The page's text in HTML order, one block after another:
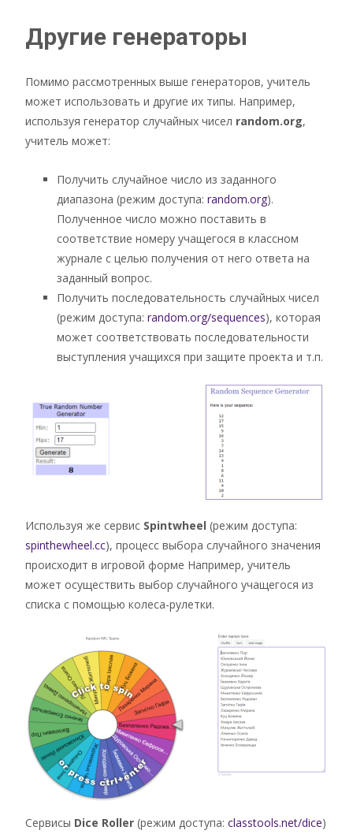
Другие генераторы
Помимо рассмотренных выше генераторов, учитель
может использовать и другие их типы. Например,
используя генератор случайных чисел random.org,
учитель может:
Получить случайное число из заданного
диапазона (режим доступа: random.org).
Полученное число можно поставить в
соответствие номеру учащегося в классном
журнале с целью получения от него ответа на
заданный вопрос.
Получить последовательность случайных чисел
(режим доступа: random.org/sequences), которая
может соответствовать последовательности
выступления учащихся при защите проекта и т.п.
Используя же сервис Spintwheel (режим доступа:
spinthewheel.cc), процесс выбора случайного значения
происходит в игровой форме Например, учитель
может осуществить выбор случайного учащегося из
списка с помощью колеса-рулетки.
Сервисы Dice Roller (режим доступа: classtools.net/dice)